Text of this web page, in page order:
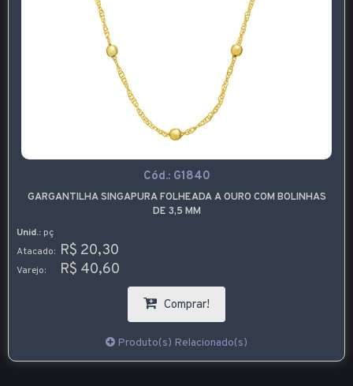
Cód.: G1840
GARGANTILHA SINGAPURA FOLHEADA A OURO COM BOLINHAS
DE 3,5 MM
Unid.: pç
Atacado: R$ 20,30
Varejo: R$ 40,60
Comprar!
Produto(s) Relacionado(s)